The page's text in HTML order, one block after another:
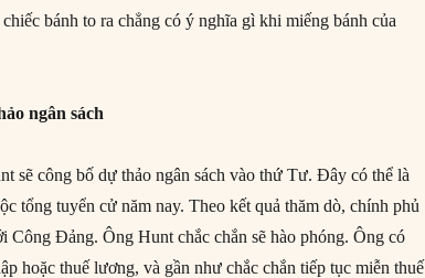
bánh to ra chẳng có ý nghĩa gì khi miếng bánh của
ngân sách
sẽ công bố dự thảo ngân sách vào thứ Tư. Đây có thể là
tổng tuyển cử năm nay. Theo kết quả thăm dò, chính phủ
Công Đảng. Ông Hunt chắc chắn sẽ hào phóng. Ông có
hoặc thuế lương, và gần như chắc chắn tiếp tục miễn thuế